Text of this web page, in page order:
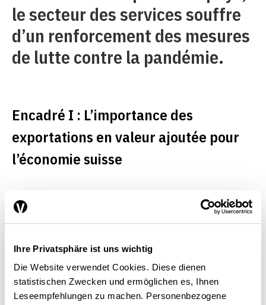
Ihre Privatsphäre ist uns wichtig
Die Website verwendet Cookies. Diese dienen
statistischen Zwecken und ermöglichen es, Ihnen
Leseempfehlungen zu machen. Personenbezogene
le secteur des services souffre
d’un renforcement des mesures
de lutte contre la pandémie.
Encadré I : L’importance des
exportations en valeur ajoutée pour
l’économie suisse
La Suisse est un pays
exportateur. Toutefois, la part
des exportations dans le PIB ne
peut être assimilée au degré de
dépendance de l’économie